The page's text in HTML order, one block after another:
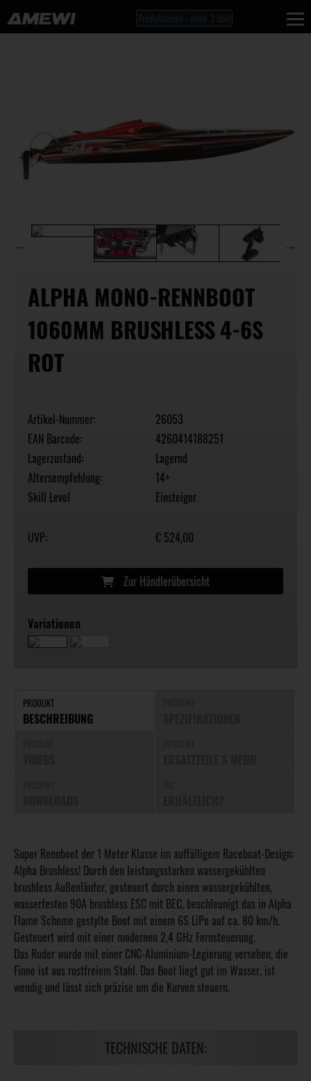
ALPHA MONO-RENNBOOT
1060MM BRUSHLESS 4-6S
ROT
Artikel-Nummer:
26053
EAN Barcode:
4260414188251
Lagerzustand:
Lagernd
Altersempfehlung:
14+
Skill Level
Einsteiger
UVP: € 524,00
Zur Händlerübersicht
Variationen
PRODUKT
BESCHREIBUNG
Super Rennboot der 1 Meter Klasse im auffälligem Raceboat-Design:
Alpha Brushless! Durch den leistungsstarken wassergekühlten
brushless Außenläufer, gesteuert durch einen wassergekühlten,
wasserfesten 90A brushless ESC mit BEC, beschleunigt das in Alpha
Flame Scheme gestylte Boot mit einem 6S LiPo auf ca. 80 km/h.
Gesteuert wird mit einer modernen 2,4 GHz Fernsteuerung.
Das Ruder wurde mit einer CNC-Aluminium-Legierung versehen, die
Finne ist aus rostfreiem Stahl. Das Boot liegt gut im Wasser, ist
wendig und lässt sich präzise um die Kurven steuern.
TECHNISCHE DATEN: